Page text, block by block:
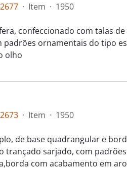
· Item · 1950
confeccionado com talas
ornamentais do tipo
olho
· Item · 1950
de base quadrangular e
trançado sarjado, com
com acabamento em